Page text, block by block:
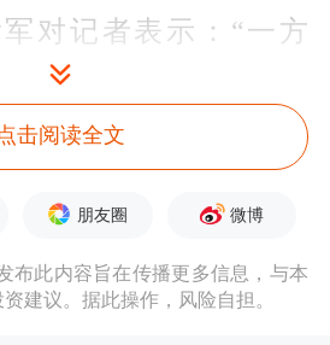
对记者表示：“一方
，企业赶在6月底前完
面，近期创业板IPO也
来看，我们认为，A股
。”
关注到，年内的这批北
击阅读全文
朋友圈 微博
布此内容旨在传播更多信息，与本
建议。据此操作，风险自担。